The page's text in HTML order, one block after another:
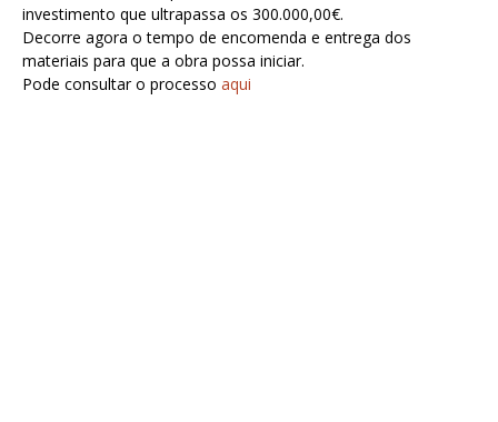
investimento que ultrapassa os 300.000,00€.
Decorre agora o tempo de encomenda e entrega dos
materiais para que a obra possa iniciar.
Pode consultar o processo aqui